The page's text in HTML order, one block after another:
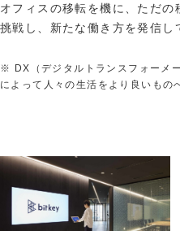
オフィスの移転を機に、ただ
挑戦し、新たな働き方を発信し
※ DX（デジタルトランスフォーメ
によって人々の生活をより良いもの